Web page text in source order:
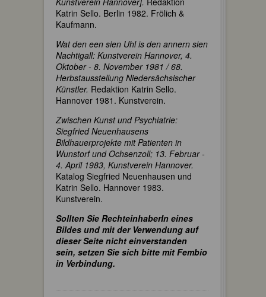
Katrin Sello. Berlin 1982. Frölich &
Kaufmann.
Wat den een sien Uhl is den annern sien
Nachtigall: Kunstverein Hannover, 4.
Oktober - 8. November 1981 / 68.
Herbstausstellung Niedersächsischer
Künstler. Redaktion Katrin Sello.
Hannover 1981. Kunstverein.
Zwischen Kunst und Psychiatrie:
Siegfried Neuenhausens
Bildhauerprojekte mit Patienten in
Wunstorf und Ochsenzoll; 13. Februar -
4. April 1983, Kunstverein Hannover.
Katalog Siegfried Neuenhausen und
Katrin Sello. Hannover 1983.
Kunstverein.
Sollten Sie RechteinhaberIn eines
Bildes und mit der Verwendung auf
dieser Seite nicht einverstanden
sein, setzen Sie sich bitte mit Fembio
in Verbindung.